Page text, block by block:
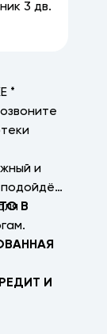
3 дв.
*
и
подойдёт
В
И